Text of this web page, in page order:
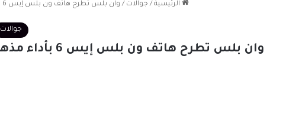
الرئيسية / جوالات / وان بلس تطرح هاتف ون بلس إيس 6 بأداء مذهل وبطارية تدوم طويلا تغزو به الأسواق بقوة
جوالات
وان بلس تطرح هاتف ون بلس إيس 6 بأداء مذهل وبطارية تدوم طويلا تغزو به الأسواق بقوة